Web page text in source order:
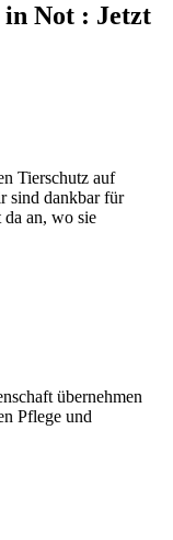
in Not : Jetzt
Tierschutz auf
sind dankbar für
da an, wo sie
übernehmen
Pflege und